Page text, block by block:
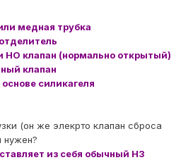
медная трубка
НО клапан (нормально открытый)
клапан
силикагеля
(он же элекрто клапан сброса
нужен?
из себя обычный НЗ